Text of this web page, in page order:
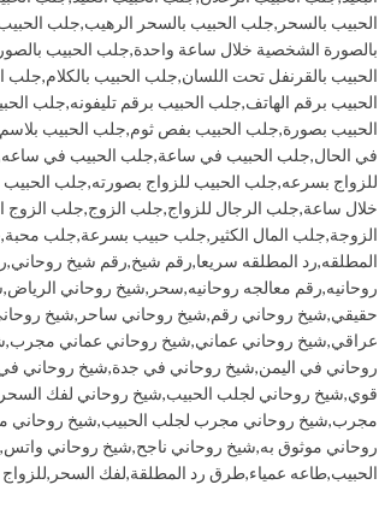
الحبيب بالسحر ,جلب الحبيب بالسحر الرهيب,جلب
بالصورة الشخصية خلال ساعة واحدة,جلب الحبيب
الحبيب بالقرنفل تحت اللسان,جلب الحبيب بالكلام,جلب
الحبيب برقم الهاتف,جلب الحبيب برقم تليفونه,جلب
الحبيب بصورة,جلب الحبيب بفص ثوم,جلب الحبيب بلاسم
في الحال,جلب الحبيب في ساعة,جلب الحبيب في ساعه
للزواج بسرعه,جلب الحبيب للزواج بصورته,جلب
خلال ساعة,جلب الرجال للزواج,جلب الزوج,جلب الزوج
الزوجة,جلب المال الكثير ,جلب حبيب بسرعة,جلب محبة,
المطلقه,رد المطلقه سريعا,رقم شيخ,رقم شيخ روحاني,
روحانيه,رقم معالجه روحانيه,سحر ,شيخ روحاني الرياض,
حقيقي,شيخ روحاني رقم,شيخ روحاني ساحر ,شيخ
عراقي,شيخ روحاني عماني,شيخ روحاني عماني مجرب,
روحاني في اليمن,شيخ روحاني في جدة,شيخ روحاني
قوي,شيخ روحاني لجلب الحبيب,شيخ روحاني لفك السحر
مجرب,شيخ روحاني مجرب لجلب الحبيب,شيخ روحاني
روحاني موثوق به,شيخ روحاني ناجح,شيخ روحاني واتس,
الحبيب,طاعه عمياء,طرق رد المطلقة,لفك السحر ,